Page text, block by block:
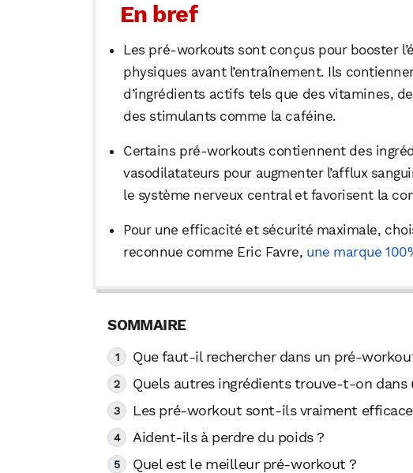
En bref
Les pré-workouts sont conçus pour booster
physiques avant l’entraînement. Ils
d’ingrédients actifs tels que des vitamines,
des stimulants comme la caféine.
Certains pré-workouts contiennent des
vasodilatateurs pour augmenter l’afflux
le système nerveux central et favorisent la
Pour une efficacité et sécurité maximale,
reconnue comme Eric Favre, une marque
Que faut-il rechercher dans un pré-
Quels autres ingrédients trouve-t-on
Les pré-workout sont-ils vraiment
Aident-ils à perdre du poids ?
Quel est le meilleur pré-workout ?